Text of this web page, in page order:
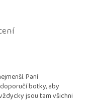
5 hvězdiček.
Paní
botky, aby
jsou tam všichni